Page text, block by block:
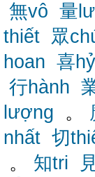
無vô 量
thiết 眾
hoan 喜hỷ
行hành
lượng 。
nhất 切
。 知tri